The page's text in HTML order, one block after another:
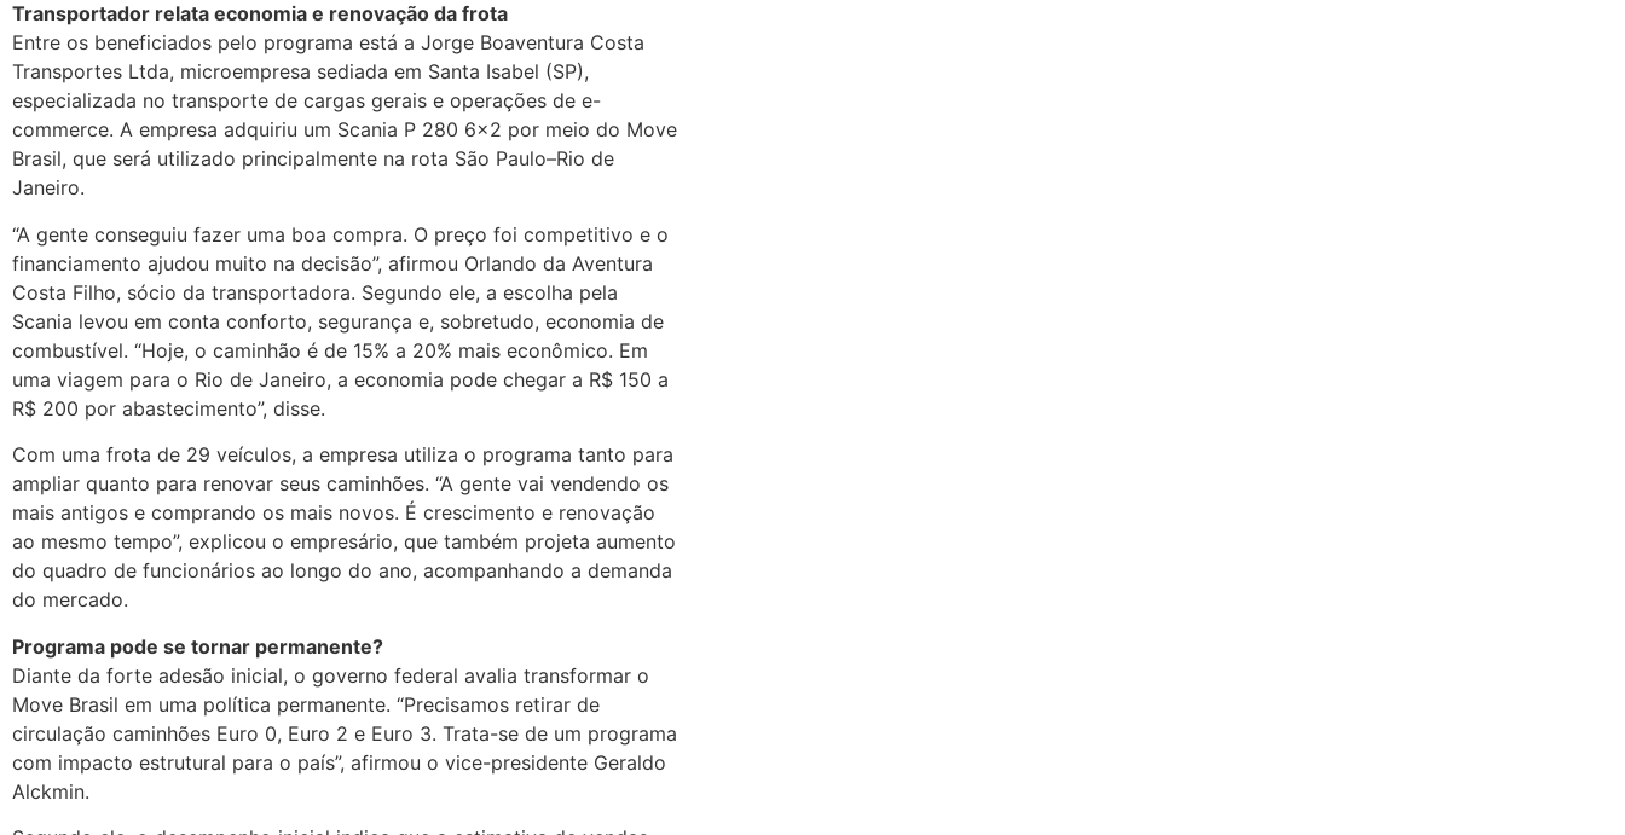
Transportador relata economia e renovação da frota
Entre os beneficiados pelo programa está a Jorge Boaventura Costa
Transportes Ltda, microempresa sediada em Santa Isabel (SP),
especializada no transporte de cargas gerais e operações de e-
commerce. A empresa adquiriu um Scania P 280 6×2 por meio do Move
Brasil, que será utilizado principalmente na rota São Paulo–Rio de
Janeiro.
“A gente conseguiu fazer uma boa compra. O preço foi competitivo e o
financiamento ajudou muito na decisão”, afirmou Orlando da Aventura
Costa Filho, sócio da transportadora. Segundo ele, a escolha pela
Scania levou em conta conforto, segurança e, sobretudo, economia de
combustível. “Hoje, o caminhão é de 15% a 20% mais econômico. Em
uma viagem para o Rio de Janeiro, a economia pode chegar a R$ 150 a
R$ 200 por abastecimento”, disse.
Com uma frota de 29 veículos, a empresa utiliza o programa tanto para
ampliar quanto para renovar seus caminhões. “A gente vai vendendo os
mais antigos e comprando os mais novos. É crescimento e renovação
ao mesmo tempo”, explicou o empresário, que também projeta aumento
do quadro de funcionários ao longo do ano, acompanhando a demanda
do mercado.
Programa pode se tornar permanente?
Diante da forte adesão inicial, o governo federal avalia transformar o
Move Brasil em uma política permanente. “Precisamos retirar de
circulação caminhões Euro 0, Euro 2 e Euro 3. Trata-se de um programa
com impacto estrutural para o país”, afirmou o vice-presidente Geraldo
Alckmin.